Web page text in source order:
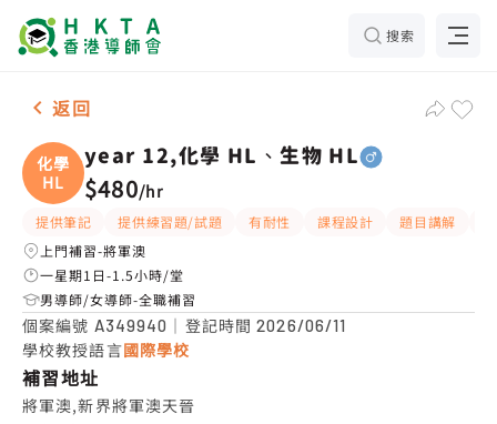
搜索
男-1名 year 12,化學 HL、生物 HL，將軍澳 補習推介
返回
化學
HL
year 12,化學 HL、生物 HL
$480/hr
提供筆記 提供練習題/試題 有耐性 課程設計 題目講解
上門補習-將軍澳
一星期1日-1.5小時/堂
男導師/女導師-全職補習
個案編號 A349940 ｜登記時間2026/06/11
學校教授語言國際學校
補習地址
將軍澳,新界將軍澳天晉